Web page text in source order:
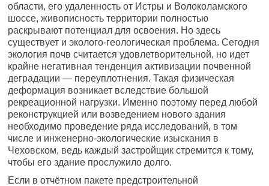
области, его удаленность от Истры и Волоколамского
шоссе, живописность территории полностью
раскрывают потенциал для освоения. Но здесь
существует и эколого-геологическая проблема. Сегодня
экология почв считается удовлетворительной, но идет
крайне негативная тенденция активизации почвенной
деградации — переуплотнения. Такая физическая
деформация возникает вследствие большой
рекреационной нагрузки. Именно поэтому перед любой
реконструкцией или возведением нового здания
необходимо проведение ряда исследований, в том
числе и инженерно-экологические изыскания в
Чеховском, ведь каждый застройщик стремится к тому,
чтобы его здание прослужило долго.
Если в отчётном пакете предстроительной